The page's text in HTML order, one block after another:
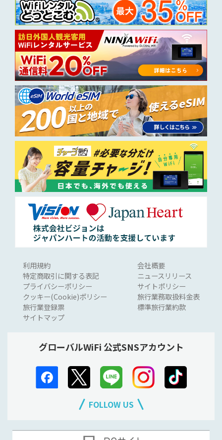
利用規約
特定商取引に関する表記
プライバシーポリシー
クッキー(Cookie)ポリシー
旅行業登録票
サイトマップ
会社概要
ニュースリリース
サイトポリシー
旅行業務取扱料金表
標準旅行業約款
グローバルWiFi 公式SNSアカウント
FOLLOW US